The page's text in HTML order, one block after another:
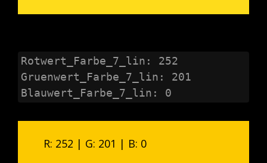
Rotwert_Farbe_7_lin: 252
Gruenwert_Farbe_7_lin: 201
Blauwert_Farbe_7_lin: 0
R: 252 | G: 201 | B: 0